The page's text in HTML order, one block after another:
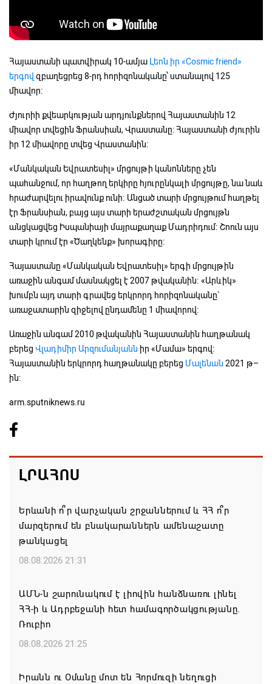
Հայաստանի պատվիրակ 10-ամյա Լեոն իր «Cosmic friend»
երգով զբաղեցրեց 8-րդ հորիզոնականը՝ ստանալով 125
միավոր։
Ժյուրիի քվեարկության արդյունքներով Հայաստանին 12
միավոր տվեցին Ֆրանսիան, Վրաստանը: Հայաստանի ժյուրին
իր 12 միավորը տվեց Վրաստանին:
«Մանկական Եվրատեսիլ» մրցույթի կանոնները չեն
պահանջում, որ հաղթող երկիրը հյուրընկալի մրցույթը, նա նաև
հրաժարվելու իրավունք ունի։ Անցած տարի մրցույթում հաղթել
էր Ֆրանսիան, բայց այս տարի երաժշտական մրցույթն
անցկացվեց Իսպանիայի մայրաքաղաք Մադրիդում։ Շոուն այս
տարի կրում էր «Ծաղկենք» խորագիրը։
Հայաստանը «Մանկական Եվրատեսիլ» երգի մրցույթին
առաջին անգամ մասնակցել է 2007 թվականին։ «Արևիկ»
խումբն այդ տարի գրավեց երկրորդ հորիզոնականը`
առաջատարին զիջելով ընդամենը 1 միավորով։
Առաջին անգամ 2010 թվականին Հայաստանին հաղթանակ
բերեց Վլադիմիր Արզումանյանն իր «Մամա» երգով։
Հայաստանին երկրորդ հաղթանակը բերեց Մալենան 2021 թ–
ին։
arm.sputniknews.ru
ԼՐԱՀՈՍ
Երևանի ո՞ր վարչական շրջաններում և ՀՀ ո՞ր
մարզերում են բնակարաններն ամենաշատը
թանկացել
08.08.2026 21:31
ԱՄՆ-ն շարունակում է լիովին հանձնառու լինել
ՀՀ-ի և Ադրբեջանի հետ համագործակցությանը.
Ռուբիո
08.08.2026 21:25
Իրանն ու Օմանը մոտ են Հորմուզի նեղուցի